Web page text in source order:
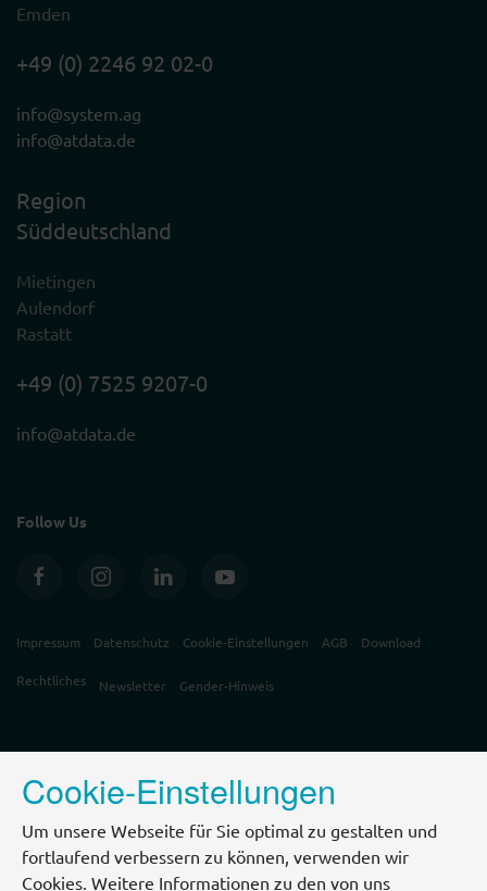
Emden
+49 (0) 2246 92 02-0
info@system.ag
info@atdata.de
Region
Süddeutschland
Mietingen
Aulendorf
Rastatt
+49 (0) 7525 9207-0
info@atdata.de
Follow Us
Impressum Datenschutz Cookie-Einstellungen AGB Download
Rechtliches Newsletter Gender-Hinweis
Cookie-Einstellungen
Um unsere Webseite für Sie optimal zu gestalten und
fortlaufend verbessern zu können, verwenden wir
Cookies. Weitere Informationen zu den von uns